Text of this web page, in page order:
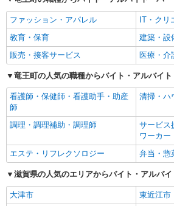
ファッション・アパレル
IT・クリ
教育・保育
建築・設
販売・接客サービス
医療・介
竜王町の人気の職種からバイト・アルバイ
看護師・保健師・看護助手・助産
師
清掃・ハ
調理・調理補助・調理師
サービス
ワーカー
エステ・リフレクソロジー
弁当・惣
滋賀県の人気のエリアからバイト・アルバ
大津市
東近江市